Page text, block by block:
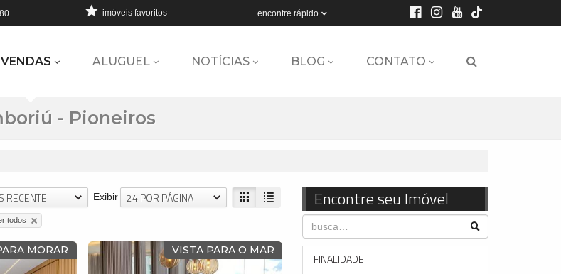
encontre rápido
imóveis favoritos
VENDAS ALUGUEL NOTÍCIAS BLOG CONTATO
- Pioneiros
Encontre seu Imóvel
FINALIDADE
Exibir 24 POR PÁGINA
RECENTE
todos
MORAR VISTA PARA O MAR